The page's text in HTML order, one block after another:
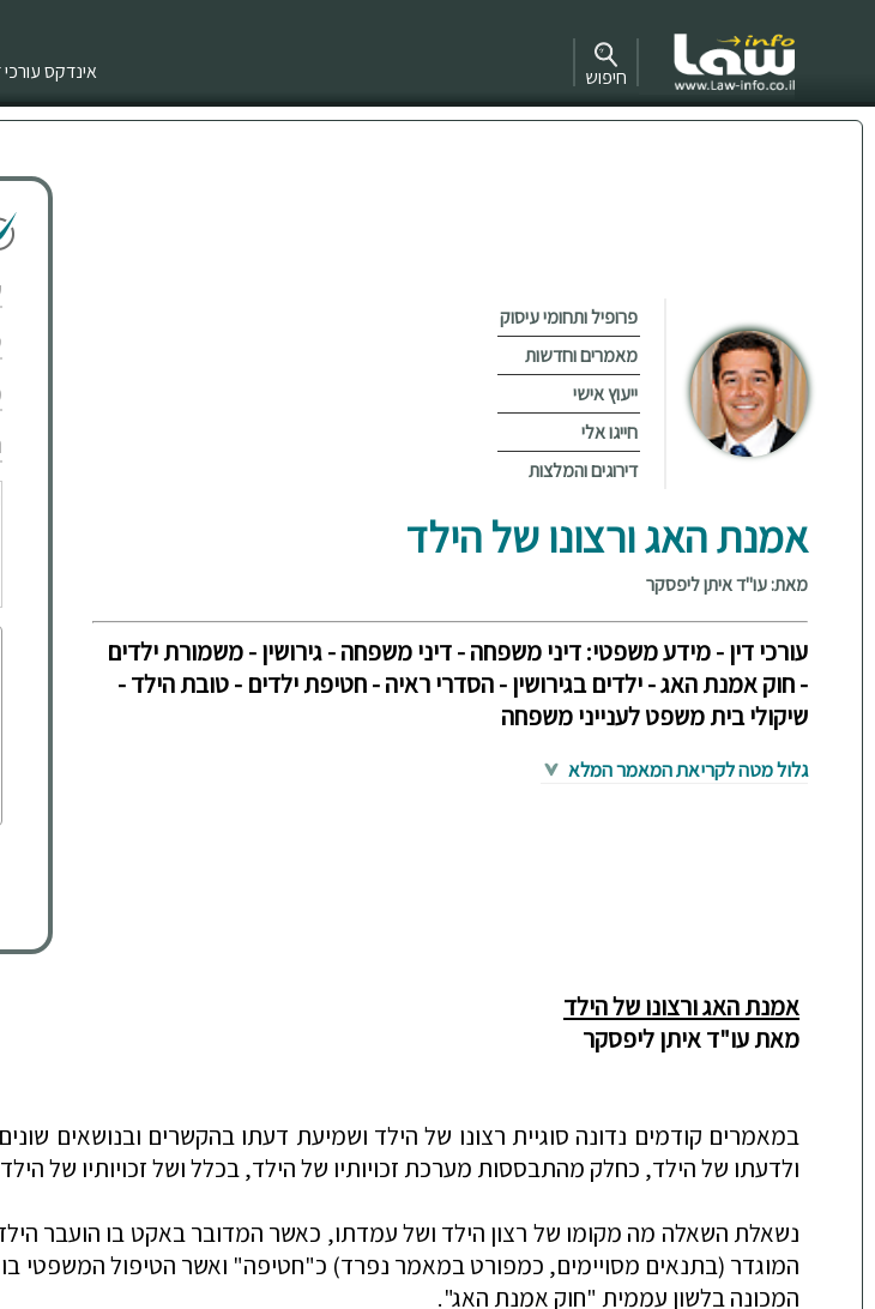
אינדקס עורכי חיפוש
פרופיל ותחומי עיסוק
מאמרים וחדשות
ייעוץ אישי
חייגו אלי
דירוגים והמלצות
אמנת האג ורצונו של הילד
מאת: עו"ד איתן ליפסקר
עורכי דין - מידע משפטי: דיני משפחה - דיני משפחה - גירושין - משמורת ילדים
- חוק אמנת האג - ילדים בגירושין - הסדרי ראיה - חטיפת ילדים - טובת הילד -
שיקולי בית משפט לענייני משפחה
גלול מטה לקריאת המאמר המלא
אמנת האג ורצונו של הילד
מאת עו"ד איתן ליפסקר
במאמרים קודמים נדונה סוגיית רצונו של הילד ושמיעת דעתו בהקשרים ובנושאים
ולדעתו של הילד, כחלק מהתבססות מערכת זכויותיו של הילד, בכלל ושל זכויותיו של
נשאלת השאלה מה מקומו של רצון הילד ושל עמדתו, כאשר המדובר באקט בו הועבר
המכונה בלשון עממית "חוק אמנת האג".